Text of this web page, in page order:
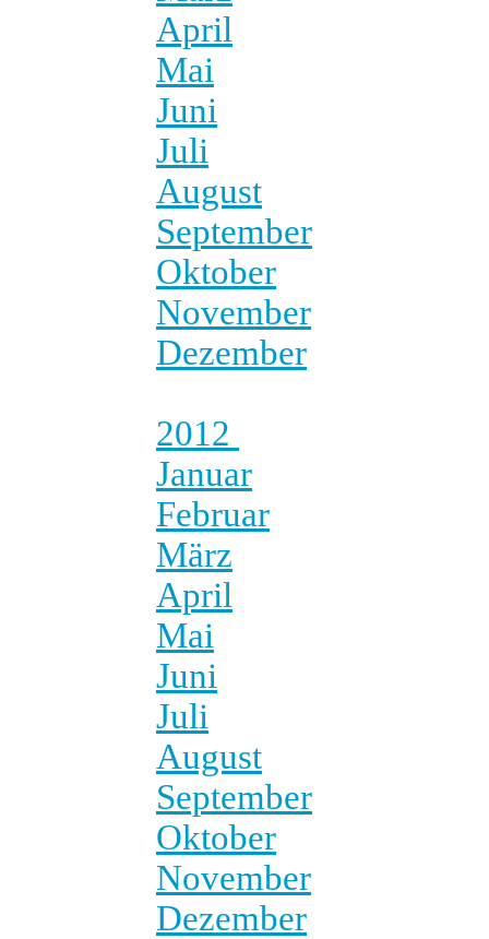
April
Mai
Juni
Juli
August
September
Oktober
November
Dezember
2012
Januar
Februar
März
April
Mai
Juni
Juli
August
September
Oktober
November
Dezember